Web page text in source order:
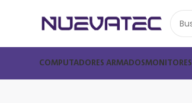
COMPUTADORES ARMADOSMONITORES